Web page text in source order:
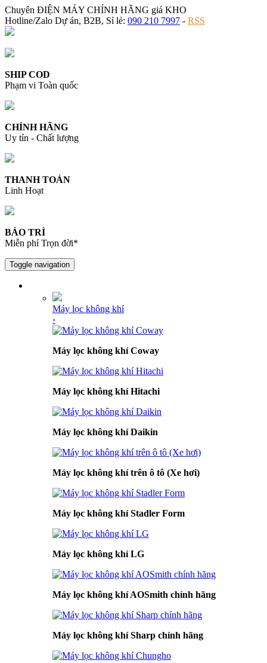
Chuyên ĐIỆN MÁY CHÍNH HÃNG giá KHO
Hotline/Zalo Dự án, B2B, Sỉ lẻ: 090 210 7997 - RSS
SHIP COD
Phạm vi Toàn quốc
CHÍNH HÃNG
Uy tín - Chất lượng
THANH TOÁN
Linh Hoạt
BẢO TRÌ
Miễn phí Trọn đời*
Toggle navigation
Máy lọc không khí
›
Máy lọc không khí Coway
Máy lọc không khí Hitachi
Máy lọc không khí Daikin
Máy lọc không khí trên ô tô (Xe hơi)
Máy lọc không khí Stadler Form
Máy lọc không khí LG
Máy lọc không khí AOSmith chính hãng
Máy lọc không khí Sharp chính hãng